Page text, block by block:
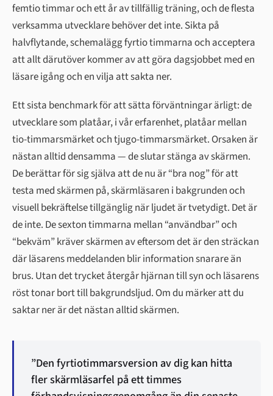
femtio timmar och ett år av tillfällig träning, och de flesta
verksamma utvecklare behöver det inte. Sikta på
halvflytande, schemalägg fyrtio timmarna och acceptera
att allt därutöver kommer av att göra dagsjobbet med en
läsare igång och en vilja att sakta ner.
Ett sista benchmark för att sätta förväntningar ärligt: de
utvecklare som platåar, i vår erfarenhet, platåar mellan
tio-timmarsmärket och tjugo-timmarsmärket. Orsaken är
nästan alltid densamma — de slutar stänga av skärmen.
De berättar för sig själva att de nu är “bra nog” för att
testa med skärmen på, skärmläsaren i bakgrunden och
visuell bekräftelse tillgänglig när ljudet är tvetydigt. Det är
de inte. De sexton timmarna mellan “användbar” och
“bekväm” kräver skärmen av eftersom det är den sträckan
där läsarens meddelanden blir information snarare än
brus. Utan det trycket återgår hjärnan till syn och läsarens
röst tonar bort till bakgrundsljud. Om du märker att du
saktar ner är det nästan alltid skärmen.
”Den fyrtiotimmarsversion av dig kan hitta
fler skärmläsarfel på ett timmes